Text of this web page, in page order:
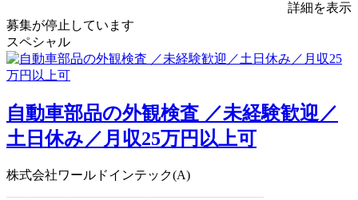
詳細を表示
募集が停止しています
スペシャル
自動車部品の外観検査 ／未経験歓迎／
土日休み／月収25万円以上可
株式会社ワールドインテック(A)